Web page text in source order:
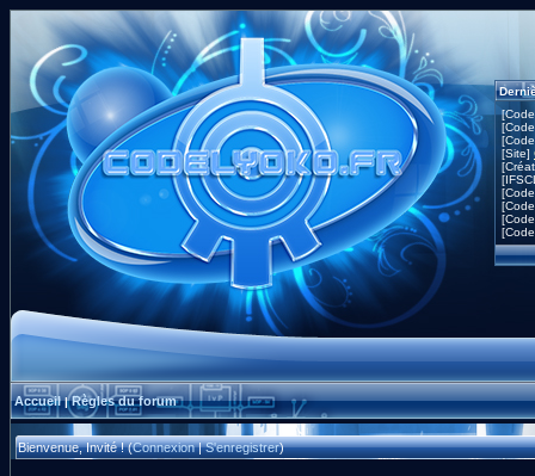
[Site]
Accueil|Règles du forum
Bienvenue, Invité ! (Connexion|S'enregistrer)